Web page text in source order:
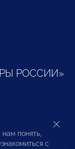
РОССИИ»
и
понять,
с